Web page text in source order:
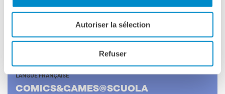
Autoriser la sélection
Refuser
LANGUE FRANÇAISE
CO­MICS&GAMES@SCUO­LA